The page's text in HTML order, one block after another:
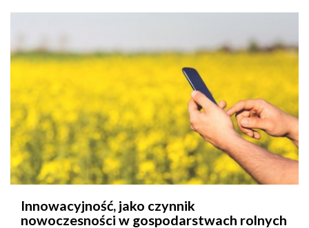
Innowacyjność, jako czynnik
nowoczesności w gospodarstwach rolnych